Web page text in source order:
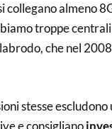
collegano almeno
troppe centrali
che nel
stesse
e consigliano